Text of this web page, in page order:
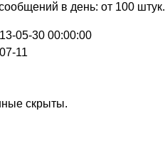
в день: от 100 штук.
05-30 00:00:00
11
скрыты.